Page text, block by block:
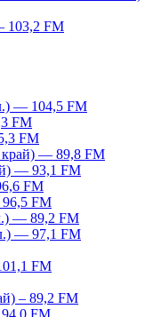
103,2 FM
— 104,5 FM
FM
FM
край) — 89,8 FM
— 93,1 FM
FM
FM
— 89,2 FM
— 97,1 FM
FM
– 89,2 FM
FM